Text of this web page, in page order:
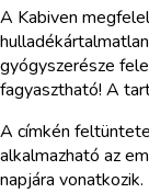
A Kabiven
gyógyszerésze
fagyasztható! A
A címkén
alkalmazható az
napjára vonatkozik.